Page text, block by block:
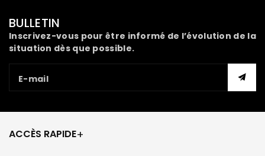
BULLETIN
Inscrivez-vous pour être informé de l’évolution de la
situation dès que possible.
E-mail
ACCÈS RAPIDE